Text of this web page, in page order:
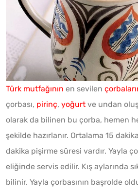
Türk mutfağının en sevilen
çorbası, pirinç, yoğurt ve undan
olarak da bilinen bu çorba, hemen
şekilde hazırlanır. Ortalama 15
dakika pişirme süresi vardır. Yayla
eliğinde servis edilir. Kış aylarında
bilinir. Yayla çorbasının başrolde